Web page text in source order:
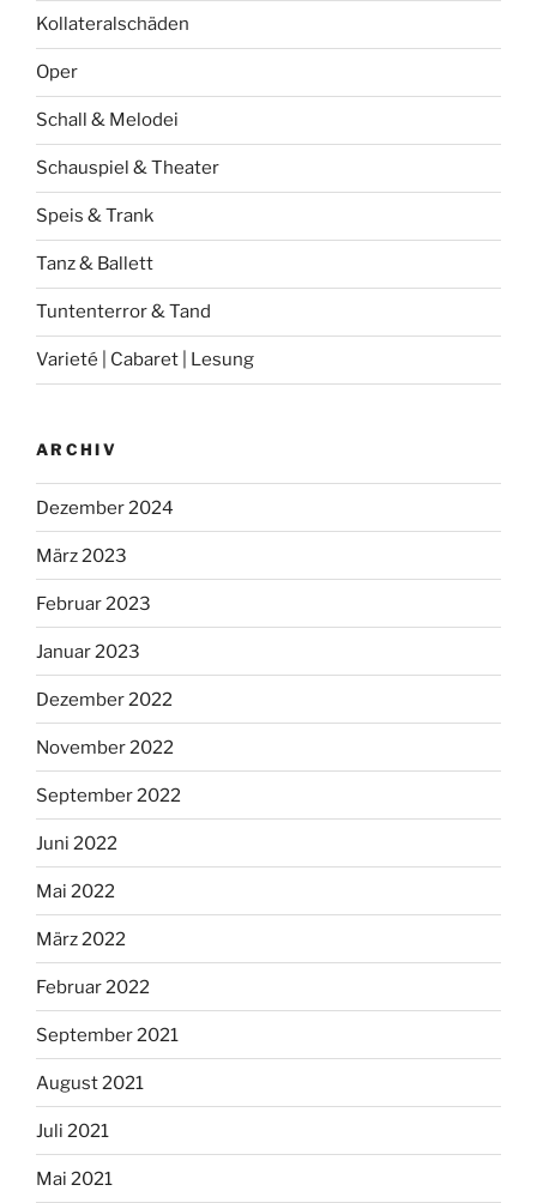
Kollateralschäden
Oper
Schall & Melodei
Schauspiel & Theater
Speis & Trank
Tanz & Ballett
Tuntenterror & Tand
Varieté | Cabaret | Lesung
ARCHIV
Dezember 2024
März 2023
Februar 2023
Januar 2023
Dezember 2022
November 2022
September 2022
Juni 2022
Mai 2022
März 2022
Februar 2022
September 2021
August 2021
Juli 2021
Mai 2021